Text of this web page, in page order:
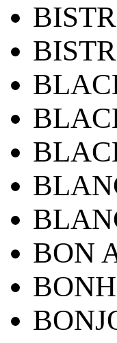
BON